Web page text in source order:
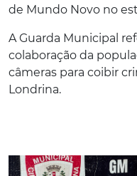
de Mundo Novo no
A Guarda Municipal
colaboração da
câmeras para coibir
Londrina.